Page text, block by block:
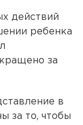
действий
ребенка
за
в
за то, чтобы